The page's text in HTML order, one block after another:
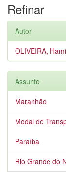
Refinar
Autor
OLIVEIRA,
Assunto
Maranhão
Modal de
Paraíba
Rio Grande do